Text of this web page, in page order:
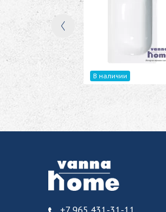
В наличии
+7 965 431-31-11